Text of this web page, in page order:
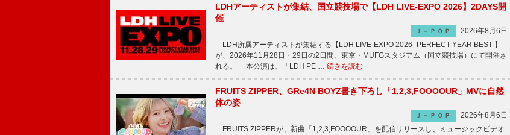
LDHアーティストが集結、国立競技場で【LDH LIVE-EXPO 2026】2DAYS開
催
Ｊ－ＰＯＰ
2026年8月6日
LDH所属アーティストが集結する【LDH LIVE-EXPO 2026 -PERFECT YEAR BEST-】
が、2026年11月28日・29日の2日間、東京・MUFGスタジアム（国立競技場）にて開催さ
れる。 本公演は、「LDH PE … 続きを読む
FRUITS ZIPPER、GRe4N BOYZ書き下ろし「1,2,3,FOOOOUR」MVに自然
体の姿
Ｊ－ＰＯＰ
2026年8月6日
FRUITS ZIPPERが、新曲「1,2,3,FOOOOUR」を配信リリースし、ミュージックビデオ